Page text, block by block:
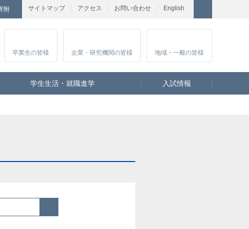
サイトマップ アクセス お問い合わせ
附 English
卒業生の皆様 企業・研究機関の皆様 地域・一般の皆様
学生生活・就職進学 入試情報